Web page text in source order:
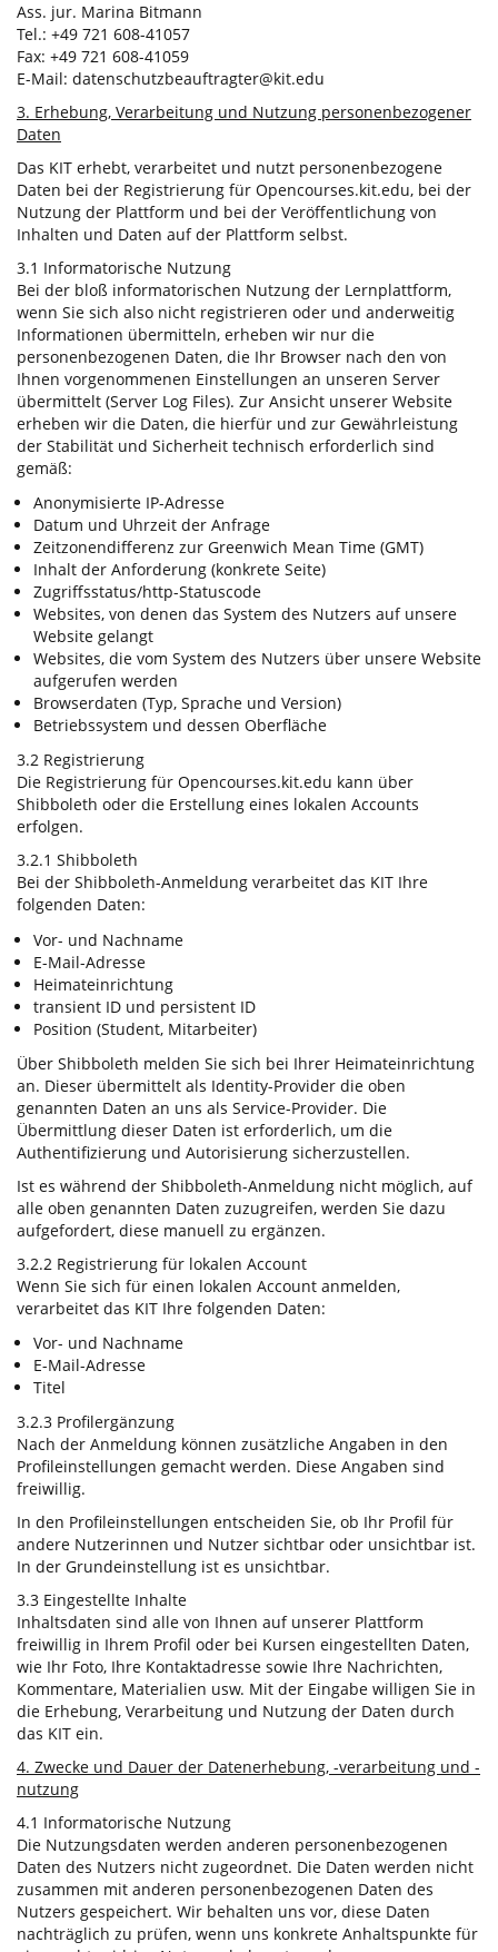
Ass. jur. Marina Bitmann
Tel.: +49 721 608-41057
Fax: +49 721 608-41059
E-Mail: datenschutzbeauftragter@kit.edu
3. Erhebung, Verarbeitung und Nutzung personenbezogener
Daten
Das KIT erhebt, verarbeitet und nutzt personenbezogene
Daten bei der Registrierung für Opencourses.kit.edu, bei der
Nutzung der Plattform und bei der Veröffentlichung von
Inhalten und Daten auf der Plattform selbst.
3.1 Informatorische Nutzung
Bei der bloß informatorischen Nutzung der Lernplattform,
wenn Sie sich also nicht registrieren oder und anderweitig
Informationen übermitteln, erheben wir nur die
personenbezogenen Daten, die Ihr Browser nach den von
Ihnen vorgenommenen Einstellungen an unseren Server
übermittelt (Server Log Files). Zur Ansicht unserer Website
erheben wir die Daten, die hierfür und zur Gewährleistung
der Stabilität und Sicherheit technisch erforderlich sind
gemäß:
Anonymisierte IP-Adresse
Datum und Uhrzeit der Anfrage
Zeitzonendifferenz zur Greenwich Mean Time (GMT)
Inhalt der Anforderung (konkrete Seite)
Zugriffsstatus/http-Statuscode
Websites, von denen das System des Nutzers auf unsere
Website gelangt
Websites, die vom System des Nutzers über unsere Website
aufgerufen werden
Browserdaten (Typ, Sprache und Version)
Betriebssystem und dessen Oberfläche
3.2 Registrierung
Die Registrierung für Opencourses.kit.edu kann über
Shibboleth oder die Erstellung eines lokalen Accounts
erfolgen.
3.2.1 Shibboleth
Bei der Shibboleth-Anmeldung verarbeitet das KIT Ihre
folgenden Daten:
Vor- und Nachname
E-Mail-Adresse
Heimateinrichtung
transient ID und persistent ID
Position (Student, Mitarbeiter)
Über Shibboleth melden Sie sich bei Ihrer Heimateinrichtung
an. Dieser übermittelt als Identity-Provider die oben
genannten Daten an uns als Service-Provider. Die
Übermittlung dieser Daten ist erforderlich, um die
Authentifizierung und Autorisierung sicherzustellen.
Ist es während der Shibboleth-Anmeldung nicht möglich, auf
alle oben genannten Daten zuzugreifen, werden Sie dazu
aufgefordert, diese manuell zu ergänzen.
3.2.2 Registrierung für lokalen Account
Wenn Sie sich für einen lokalen Account anmelden,
verarbeitet das KIT Ihre folgenden Daten:
Vor- und Nachname
E-Mail-Adresse
Titel
3.2.3 Profilergänzung
Nach der Anmeldung können zusätzliche Angaben in den
Profileinstellungen gemacht werden. Diese Angaben sind
freiwillig.
In den Profileinstellungen entscheiden Sie, ob Ihr Profil für
andere Nutzerinnen und Nutzer sichtbar oder unsichtbar ist.
In der Grundeinstellung ist es unsichtbar.
3.3 Eingestellte Inhalte
Inhaltsdaten sind alle von Ihnen auf unserer Plattform
freiwillig in Ihrem Profil oder bei Kursen eingestellten Daten,
wie Ihr Foto, Ihre Kontaktadresse sowie Ihre Nachrichten,
Kommentare, Materialien usw. Mit der Eingabe willigen Sie in
die Erhebung, Verarbeitung und Nutzung der Daten durch
das KIT ein.
4. Zwecke und Dauer der Datenerhebung, -verarbeitung und -
nutzung
4.1 Informatorische Nutzung
Die Nutzungsdaten werden anderen personenbezogenen
Daten des Nutzers nicht zugeordnet. Die Daten werden nicht
zusammen mit anderen personenbezogenen Daten des
Nutzers gespeichert. Wir behalten uns vor, diese Daten
nachträglich zu prüfen, wenn uns konkrete Anhaltspunkte für